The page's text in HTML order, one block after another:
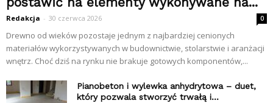
Redakcja - 30 czerwca 2026 0
Drewno od wieków pozostaje jednym z najbardziej cenionych
materiałów wykorzystywanych w budownictwie, stolarstwie i aranżacji
wnętrz. Choć dziś na rynku nie brakuje gotowych komponentów,...
Pianobeton i wylewka anhydrytowa – duet,
który pozwala stworzyć trwałą i...